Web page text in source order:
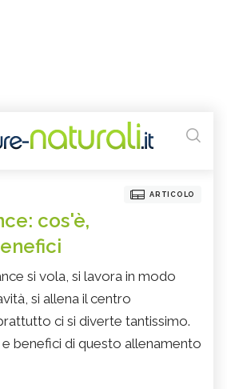
ARTICOLO
cos'è,
si vola, si lavora in modo
si allena il centro
ci si diverte tantissimo.
benefici di questo allenamento